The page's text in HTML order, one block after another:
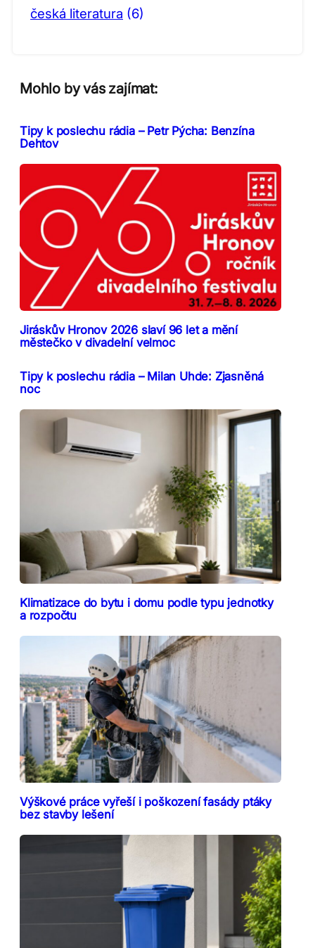
česká literatura (6)
Mohlo by vás zajímat:
Tipy k poslechu rádia – Petr Pýcha: Benzína
Dehtov
Jiráskův Hronov 2026 slaví 96 let a mění
městečko v divadelní velmoc
Tipy k poslechu rádia – Milan Uhde: Zjasněná
noc
Klimatizace do bytu i domu podle typu jednotky
a rozpočtu
Výškové práce vyřeší i poškození fasády ptáky
bez stavby lešení